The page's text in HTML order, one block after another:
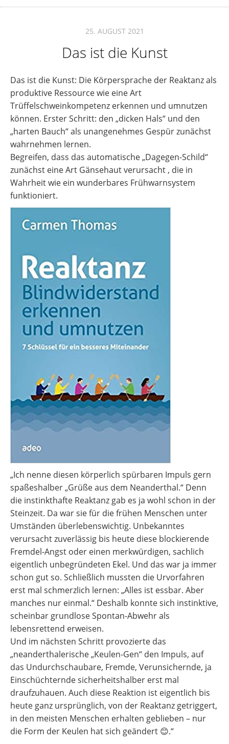
25. AUGUST 2021
Das ist die Kunst
Das ist die Kunst: Die Körpersprache der Reaktanz als
produktive Ressource wie eine Art
Trüffelschweinkompetenz erkennen und umnutzen
können. Erster Schritt: den „dicken Hals“ und den
„harten Bauch“ als unangenehmes Gespür zunächst
wahrnehmen lernen.
Begreifen, dass das automatische „Dagegen-Schild“
zunächst eine Art Gänsehaut verursacht , die in
Wahrheit wie ein wunderbares Frühwarnsystem
funktioniert.
„Ich nenne diesen körperlich spürbaren Impuls gern
spaßeshalber „Grüße aus dem Neanderthal.“ Denn
die instinkthafte Reaktanz gab es ja wohl schon in der
Steinzeit. Da war sie für die frühen Menschen unter
Umständen überlebenswichtig. Unbekanntes
verursacht zuverlässig bis heute diese blockierende
Fremdel-Angst oder einen merkwürdigen, sachlich
eigentlich unbegründeten Ekel. Und das war ja immer
schon gut so. Schließlich mussten die Urvorfahren
erst mal schmerzlich lernen: „Alles ist essbar. Aber
manches nur einmal.“ Deshalb konnte sich instinktive,
scheinbar grundlose Spontan-Abwehr als
lebensrettend erweisen.
Und im nächsten Schritt provozierte das
„neanderthalerische „Keulen-Gen“ den Impuls, auf
das Undurchschaubare, Fremde, Verunsichernde, ja
Einschüchternde sicherheitshalber erst mal
draufzuhauen. Auch diese Reaktion ist eigentlich bis
heute ganz ursprünglich, von der Reaktanz getriggert,
in den meisten Menschen erhalten geblieben – nur
die Form der Keulen hat sich geändert 😊.“